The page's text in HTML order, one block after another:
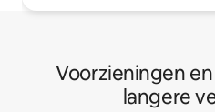
Voorzieningen
langere